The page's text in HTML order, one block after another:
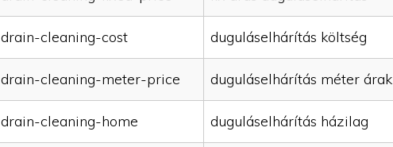
drain-cleaning-cost duguláselhárítás költség
drain-cleaning-meter-price duguláselhárítás méter árak
drain-cleaning-home duguláselhárítás házilag